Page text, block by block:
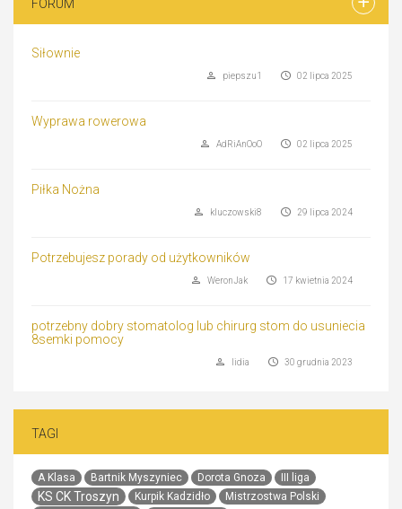
FORUM
Siłownie
02 lipca 2025
piepszu1
Wyprawa rowerowa
02 lipca 2025
AdRiAnOoO
Piłka Nożna
29 lipca 2024
kluczowski8
Potrzebujesz porady od użytkowników
17 kwietnia 2024
WeronJak
potrzebny dobry stomatolog lub chirurg stom do usuniecia
8semki pomocy
30 grudnia 2023
lidia
TAGI
A Klasa Bartnik Myszyniec Dorota Gnoza III liga
KS CK Troszyn Kurpik Kadzidło Mistrzostwa Polski